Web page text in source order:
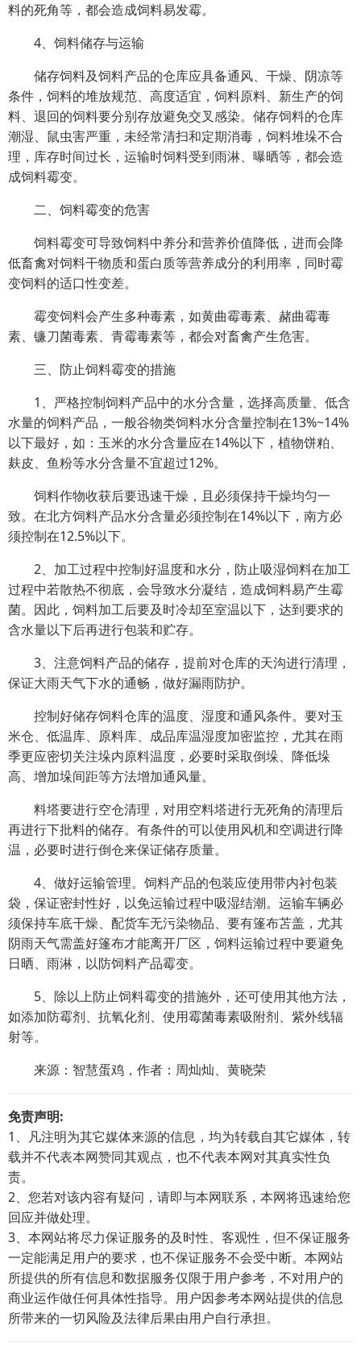
料的死角等，都会造成饲料易发霉。
4、饲料储存与运输
储存饲料及饲料产品的仓库应具备通风、干燥、阴凉等
条件，饲料的堆放规范、高度适宜，饲料原料、新生产的饲
料、退回的饲料要分别存放避免交叉感染。储存饲料的仓库
潮湿、鼠虫害严重，未经常清扫和定期消毒，饲料堆垛不合
理，库存时间过长，运输时饲料受到雨淋、曝晒等，都会造
成饲料霉变。
二、饲料霉变的危害
饲料霉变可导致饲料中养分和营养价值降低，进而会降
低畜禽对饲料干物质和蛋白质等营养成分的利用率，同时霉
变饲料的适口性变差。
霉变饲料会产生多种毒素，如黄曲霉毒素、赭曲霉毒
素、镰刀菌毒素、青霉毒素等，都会对畜禽产生危害。
三、防止饲料霉变的措施
1、严格控制饲料产品中的水分含量，选择高质量、低含
水量的饲料产品，一般谷物类饲料水分含量控制在13%~14%
以下最好，如：玉米的水分含量应在14%以下，植物饼粕、
麸皮、鱼粉等水分含量不宜超过12%。
饲料作物收获后要迅速干燥，且必须保持干燥均匀一
致。在北方饲料产品水分含量必须控制在14%以下，南方必
须控制在12.5%以下。
2、加工过程中控制好温度和水分，防止吸湿饲料在加工
过程中若散热不彻底，会导致水分凝结，造成饲料易产生霉
菌。因此，饲料加工后要及时冷却至室温以下，达到要求的
含水量以下后再进行包装和贮存。
3、注意饲料产品的储存，提前对仓库的天沟进行清理，
保证大雨天气下水的通畅，做好漏雨防护。
控制好储存饲料仓库的温度、湿度和通风条件。要对玉
米仓、低温库、原料库、成品库温湿度加密监控，尤其在雨
季更应密切关注垛内原料温度，必要时采取倒垛、降低垛
高、增加垛间距等方法增加通风量。
料塔要进行空仓清理，对用空料塔进行无死角的清理后
再进行下批料的储存。有条件的可以使用风机和空调进行降
温，必要时进行倒仓来保证储存质量。
4、做好运输管理。饲料产品的包装应使用带内衬包装
袋，保证密封性好，以免运输过程中吸湿结潮。运输车辆必
须保持车底干燥、配货车无污染物品、要有篷布苫盖，尤其
阴雨天气需盖好篷布才能离开厂区，饲料运输过程中要避免
日晒、雨淋，以防饲料产品霉变。
5、除以上防止饲料霉变的措施外，还可使用其他方法，
如添加防霉剂、抗氧化剂、使用霉菌毒素吸附剂、紫外线辐
射等。
来源：智慧蛋鸡，作者：周灿灿、黄晓荣
免责声明:
1、凡注明为其它媒体来源的信息，均为转载自其它媒体，转
载并不代表本网赞同其观点，也不代表本网对其真实性负
责。
2、您若对该内容有疑问，请即与本网联系，本网将迅速给您
回应并做处理。
3、本网站将尽力保证服务的及时性、客观性，但不保证服务
一定能满足用户的要求，也不保证服务不会受中断。本网站
所提供的所有信息和数据服务仅限于用户参考，不对用户的
商业运作做任何具体性指导。用户因参考本网站提供的信息
所带来的一切风险及法律后果由用户自行承担。